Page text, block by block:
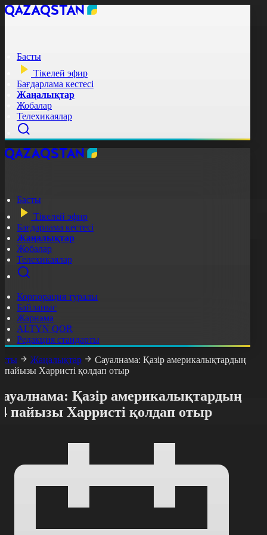
Басты
Тікелей эфир
Бағдарлама кестесі
Жаңалықтар
Жобалар
Телехикаялар
Басты
Тікелей эфир
Бағдарлама кестесі
Жаңалықтар
Жобалар
Телехикаялар
Корпорация туралы
Байланыс
Жарнама
ALTYN QOR
Редакция стандарты
Жаңалықтар
Сауалнама: Қазір америкалықтардың
пайызы Харристі қолдап отыр
Қазір америкалықтардың
пайызы Харристі қолдап отыр